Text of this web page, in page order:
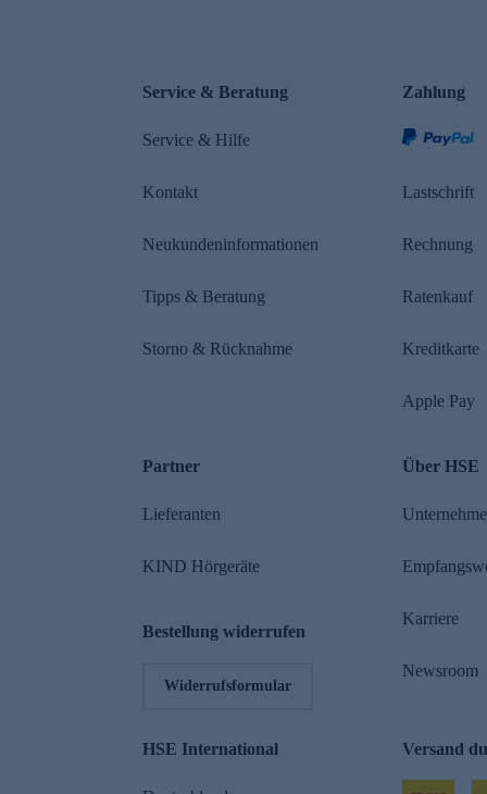
Service & Beratung
Service & Hilfe
Kontakt
Neukundeninformationen
Tipps & Beratung
Storno & Rücknahme
Zahlung
Lastschrift
Rechnung
Ratenkauf
Kreditkarte
Apple Pay
Partner
Lieferanten
KIND Hörgeräte
Bestellung widerrufen
Widerrufsformular
Über HSE
Karriere
Newsroom
HSE International Versand